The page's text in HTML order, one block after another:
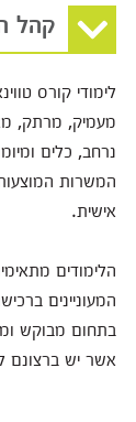
קהל
לימודי קורס
מעמיק, מרתק,
נרחב, כלים
המשרות
אישית.
הלימודים
המעוניינים
בתחום מבוקש
אשר יש ברצונם